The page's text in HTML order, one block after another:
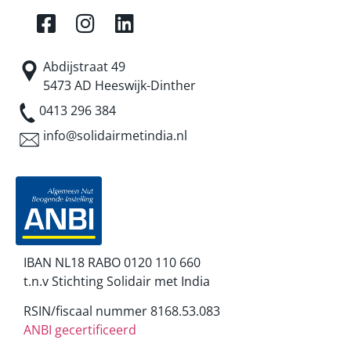
Abdijstraat 49
5473 AD Heeswijk-Dinther
0413 296 384
info@solidairmetindia.nl
IBAN NL18 RABO 0120 110 660
t.n.v Stichting Solidair met India
RSIN/fiscaal nummer 8168.53.083
ANBI gecertificeerd